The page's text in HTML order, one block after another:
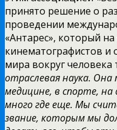
принято решение о
проведении
«Антарес», который
кинематографистов и
мира вокруг человека
отраслевая наука. Она
медицине, в спорте,
много где еще. Мы
звание, которым мы